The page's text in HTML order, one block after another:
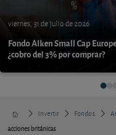
viernes, 31 de julio de 2026
Fondo Alken Small Cap
¿cobro del 3% por comprar?
Invertir Fondos
acciones británicas